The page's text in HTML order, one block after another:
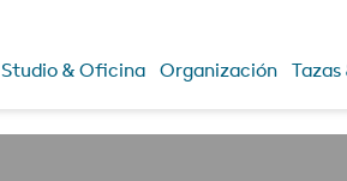
Studio & Oficina Organización Tazas